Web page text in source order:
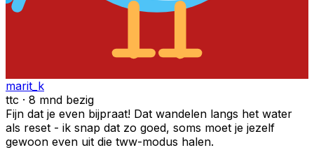
marit_k
ttc · 8 mnd bezig
Fijn dat je even bijpraat! Dat wandelen langs het water
als reset - ik snap dat zo goed, soms moet je jezelf
gewoon even uit die tww-modus halen.